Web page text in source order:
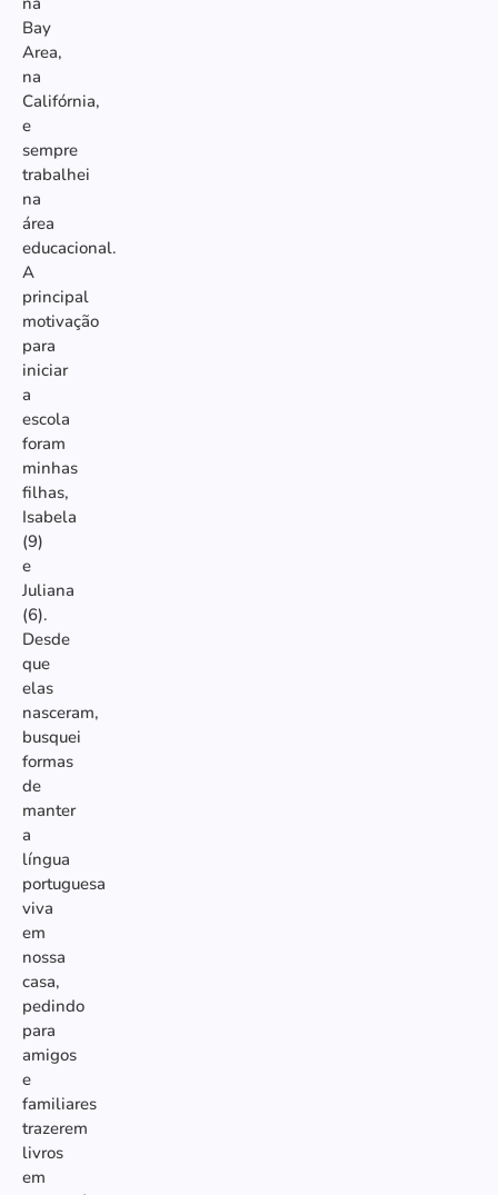
Bay
Area,
na
Califórnia,
e
sempre
trabalhei
na
área
educacional.
A
principal
motivação
para
iniciar
a
escola
foram
minhas
filhas,
Isabela
(9)
e
Juliana
(6).
Desde
que
elas
nasceram,
busquei
formas
de
manter
a
língua
portuguesa
viva
em
nossa
casa,
pedindo
para
amigos
e
familiares
trazerem
livros
em